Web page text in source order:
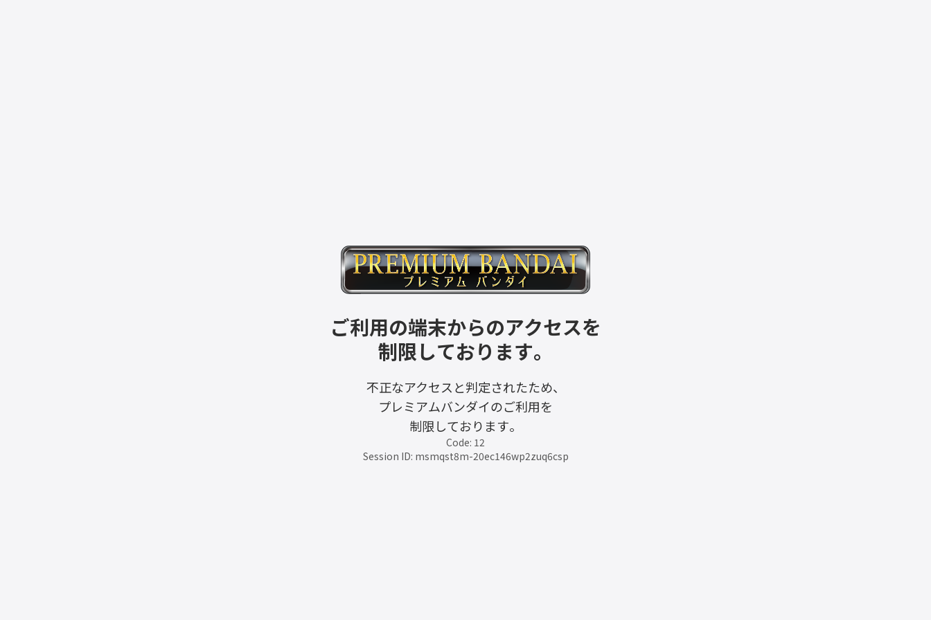
ご利用の端末からのアクセスを
制限しております。
不正なアクセスと判定されたため、
プレミアムバンダイのご利用を
制限しております。
Code: 12
Session ID: msmqst8m-20ec146wp2zuq6csp